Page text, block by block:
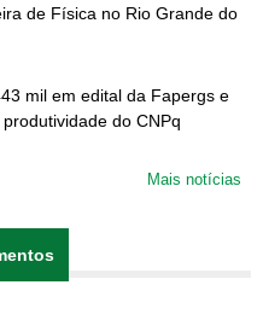
de Física no Rio Grande do
mil em edital da Fapergs e
do CNPq
Mais notícias